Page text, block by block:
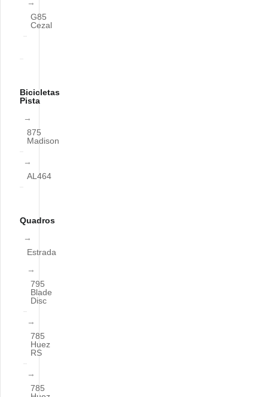
G85
Cezal
Bicicletas
Pista
875
Madison
AL464
Quadros
Estrada
795
Blade
Disc
785
Huez
RS
785